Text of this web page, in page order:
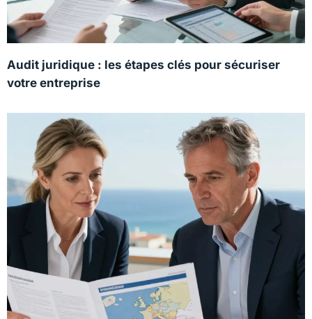
Audit juridique : les étapes clés pour sécuriser
votre entreprise